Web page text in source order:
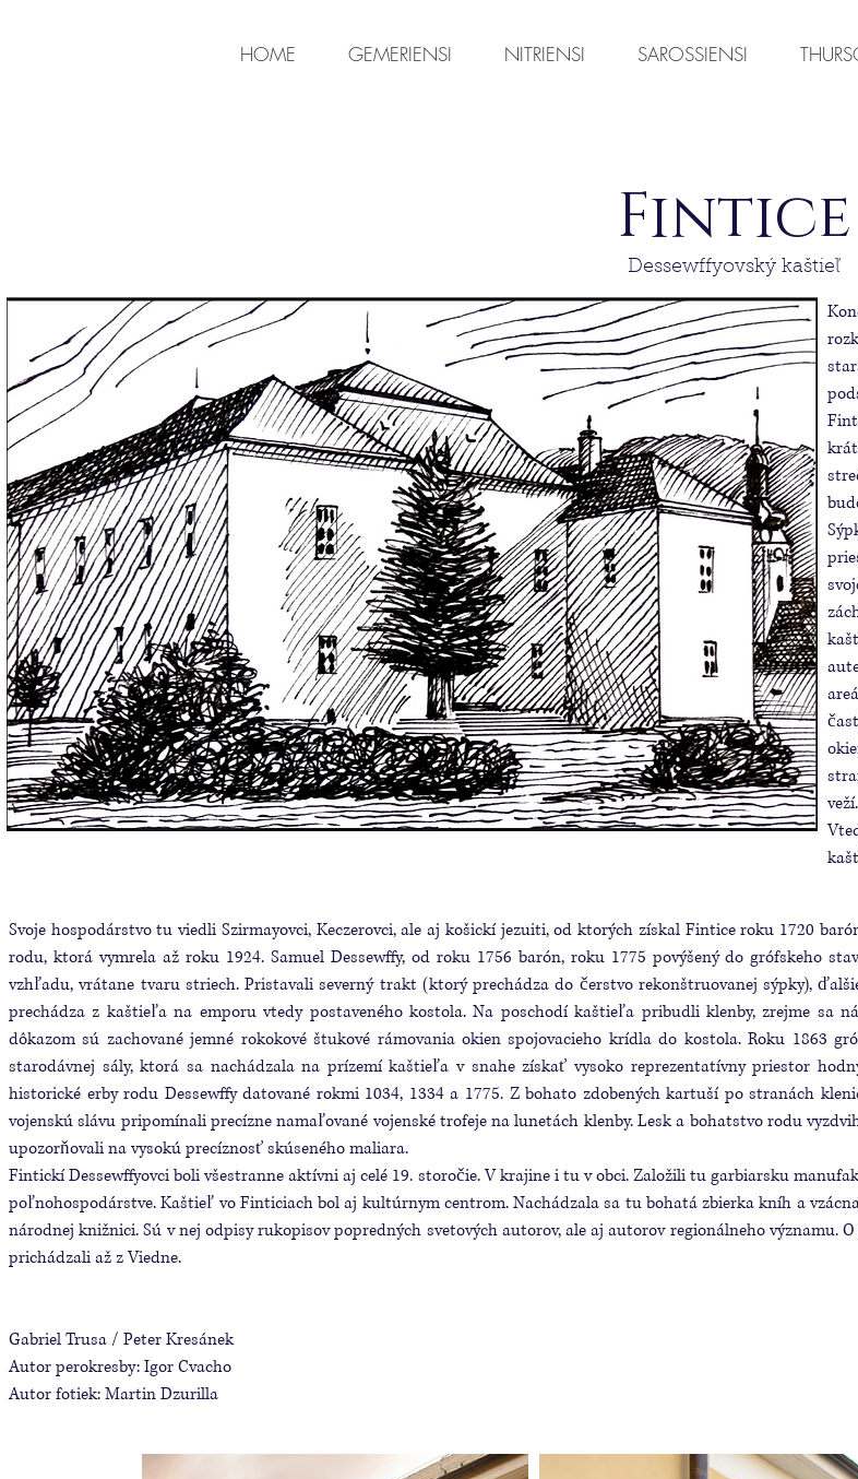
HOME GEMERIENSI NITRIENSI SAROSSIENSI
Fintice
Dessewffyovský kaštieľ
veží.
Svoje hospodárstvo tu viedli Szirmayovci, Keczerovci, ale aj košickí jezuiti, od ktorých získal Fintice roku 1720
rodu, ktorá vymrela až roku 1924. Samuel Dessewﬀy, od roku 1756 barón, roku 1775 povýšený do grófskeho
vzhľadu, vrátane tvaru striech. Pristavali severný trakt (ktorý prechádza do čerstvo rekonštruovanej sýpky),
prechádza z kaštieľa na emporu vtedy postaveného kostola. Na poschodí kaštieľa pribudli klenby, zrejme sa
dôkazom sú zachované jemné rokokové štukové rámovania okien spojovacieho krídla do kostola. Roku 1863
starodávnej sály, ktorá sa nachádzala na prízemí kaštieľa v snahe získať vysoko reprezentatívny priestor
historické erby rodu Dessewﬀy datované rokmi 1034, 1334 a 1775. Z bohato zdobených kartuší po stranách
vojenskú slávu pripomínali precízne namaľované vojenské trofeje na lunetách klenby. Lesk a bohatstvo rodu
upozorňovali na vysokú precíznosť skúseného maliara.
Fintickí Dessewﬀyovci boli všestranne aktívni aj celé 19. storočie. V krajine i tu v obci. Založili tu garbiarsku
poľnohospodárstve. Kaštieľ vo Finticiach bol aj kultúrnym centrom. Nachádzala sa tu bohatá zbierka kníh a
národnej knižnici. Sú v nej odpisy rukopisov popredných svetových autorov, ale aj autorov regionálneho
prichádzali až z Viedne.
Gabriel Trusa / Peter Kresánek
Autor perokresby: Igor Cvacho
Autor fotiek: Martin Dzurilla